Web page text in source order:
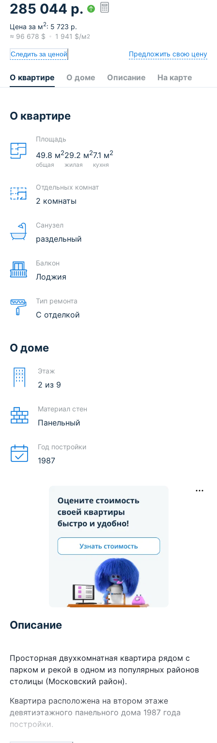
285 044 р.
Цена за м2: 5 723 р.
≈ 96 678 $ 1 941 $/м2
Следить за ценой Предложить свою цену
О квартире О доме Описание На карте
О квартире
Площадь
49.8 м2
общая
29.2 м2
жилая
7.1 м2
кухня
Отдельных комнат
2 комнаты
Санузел
раздельный
Балкон
Лоджия
Тип ремонта
С отделкой
О доме
Этаж
2 из 9
Материал стен
Панельный
Год постройки
1987
Описание
Просторная двухкомнатная квартира рядом с
парком и рекой в одном из популярных районов
столицы (Московский район).
Квартира расположена на втором этаже
девятиэтажного панельного дома 1987 года
постройки.